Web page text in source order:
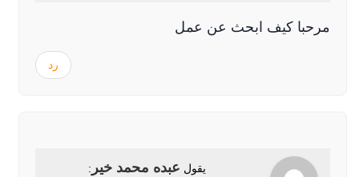
مرحبا كيف ابحث عن عمل
رد
يقول عبده محمد خير :